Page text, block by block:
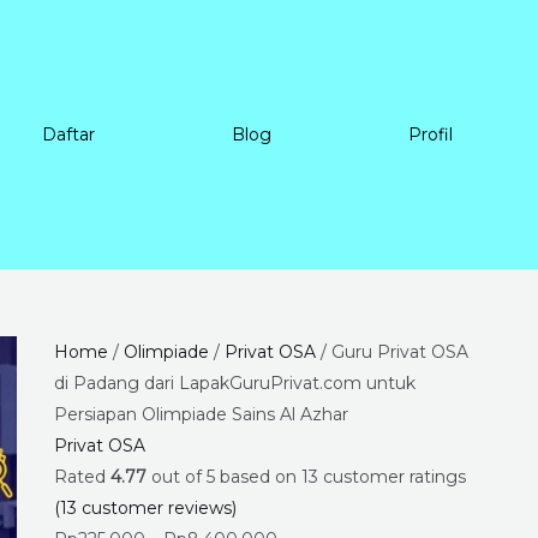
Daftar Blog Profil
Home / Olimpiade / Privat OSA/ Guru Privat OSA
di Padang dari LapakGuruPrivat.com untuk
Persiapan Olimpiade Sains Al Azhar
Privat OSA
Rated 4.77out of 5 based on 13 customer ratings
(13 customer reviews)
Price
range:
Rp225.000
Rp8.400.000
Guru
Privat
OSA
di
Padang
dari